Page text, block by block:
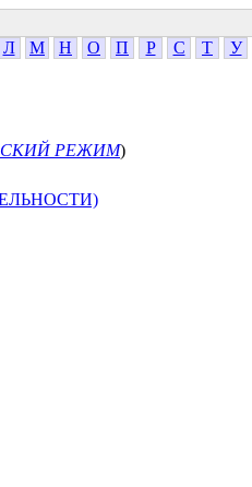
Л М Н О П Р С Т У
РЕЖИМ)